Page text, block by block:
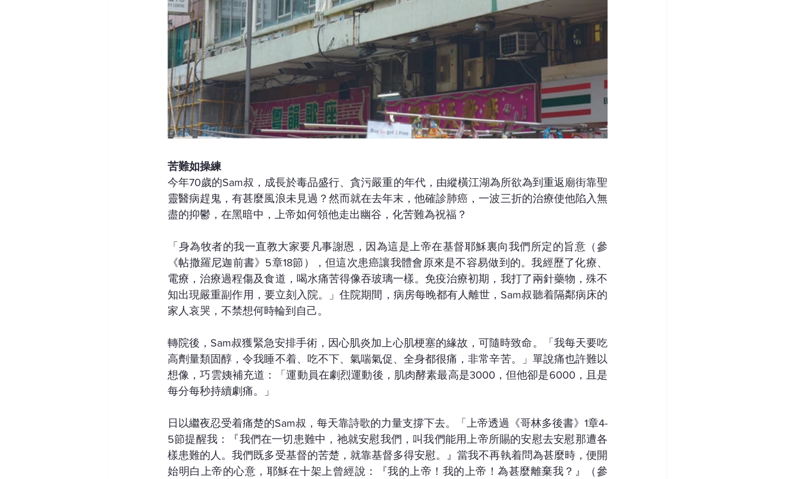
苦難如操練
今年70歲的Sam叔，成長於毒品盛行、貪污嚴重的年代，由縱橫江湖為所欲為到重返廟街靠聖
靈醫病趕鬼，有甚麼風浪未見過？然而就在去年末，他確診肺癌，一波三折的治療使他陷入無
盡的抑鬱，在黑暗中，上帝如何領他走出幽谷，化苦難為祝福？
「身為牧者的我一直教大家要凡事謝恩，因為這是上帝在基督耶穌裏向我們所定的旨意（參
《帖撒羅尼迦前書》5章18節），但這次患癌讓我體會原來是不容易做到的。我經歷了化療、
電療，治療過程傷及食道，喝水痛苦得像吞玻璃一樣。免疫治療初期，我打了兩針藥物，殊不
知出現嚴重副作用，要立刻入院。」住院期間，病房每晚都有人離世，Sam叔聽着隔鄰病床的
家人哀哭，不禁想何時輪到自己。
轉院後，Sam叔獲緊急安排手術，因心肌炎加上心肌梗塞的緣故，可隨時致命。「我每天要吃
高劑量類固醇，令我睡不着、吃不下、氣喘氣促、全身都很痛，非常辛苦。」單說痛也許難以
想像，巧雲姨補充道：「運動員在劇烈運動後，肌肉酵素最高是3000，但他卻是6000，且是
每分每秒持續劇痛。」
日以繼夜忍受着痛楚的Sam叔，每天靠詩歌的力量支撐下去。「上帝透過《哥林多後書》1章4-
5節提醒我：『我們在一切患難中，祂就安慰我們，叫我們能用上帝所賜的安慰去安慰那遭各
樣患難的人。我們既多受基督的苦楚，就靠基督多得安慰。』當我不再執着問為甚麼時，便開
始明白上帝的心意，耶穌在十架上曾經說：『我的上帝！我的上帝！為甚麼離棄我？』（參